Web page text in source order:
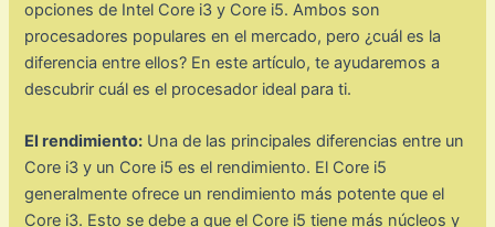
opciones de Intel Core i3 y Core i5. Ambos son
procesadores populares en el mercado, pero ¿cuál es la
diferencia entre ellos? En este artículo, te ayudaremos a
descubrir cuál es el procesador ideal para ti.
El rendimiento: Una de las principales diferencias entre un
Core i3 y un Core i5 es el rendimiento. El Core i5
generalmente ofrece un rendimiento más potente que el
Core i3. Esto se debe a que el Core i5 tiene más núcleos y